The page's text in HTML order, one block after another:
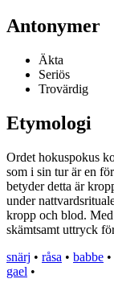
Antonymer
Äkta
Seriös
Trovärdig
Etymologi
Ordet hokuspokus
som i sin tur är en
betyder detta är
under
kropp och blod.
skämtsamt uttryck
snärj • råsa • babbe •
gael •